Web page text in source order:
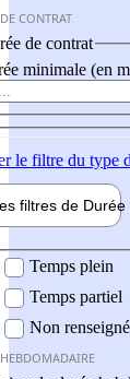
CONTRAT
de contrat
minimale (en
le filtre du type
filtres de Durée
Temps plein
Temps partiel
Non